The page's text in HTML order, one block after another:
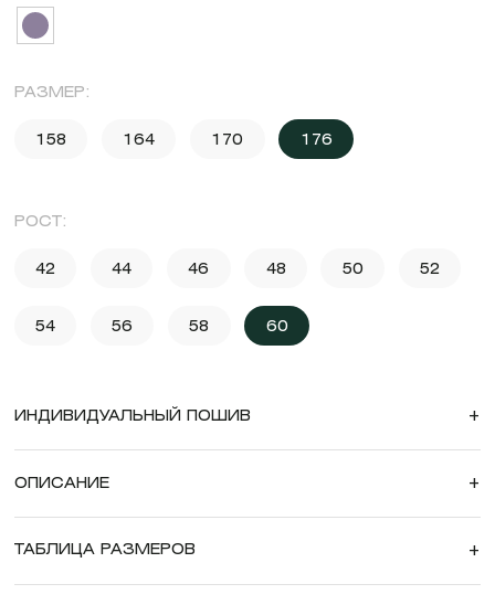
РАЗМЕР:
158 164 170 176
РОСТ:
42 44 46 48 50 52
54 56 58 60
ИНДИВИДУАЛЬНЫЙ ПОШИВ +
ОПИСАНИЕ +
ТАБЛИЦА РАЗМЕРОВ +